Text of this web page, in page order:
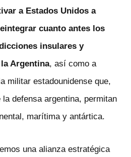
a Estados Unidos a
cuanto antes los
insulares y
Argentina, así como a
militar estadounidense que,
defensa argentina, permitan
marítima y antártica.
una alianza estratégica